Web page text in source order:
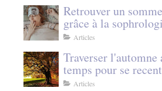
Retrouver un
grâce à la
cohérence cardiaque
Articles
Traverser
temps pour se
sophrologie
Articles